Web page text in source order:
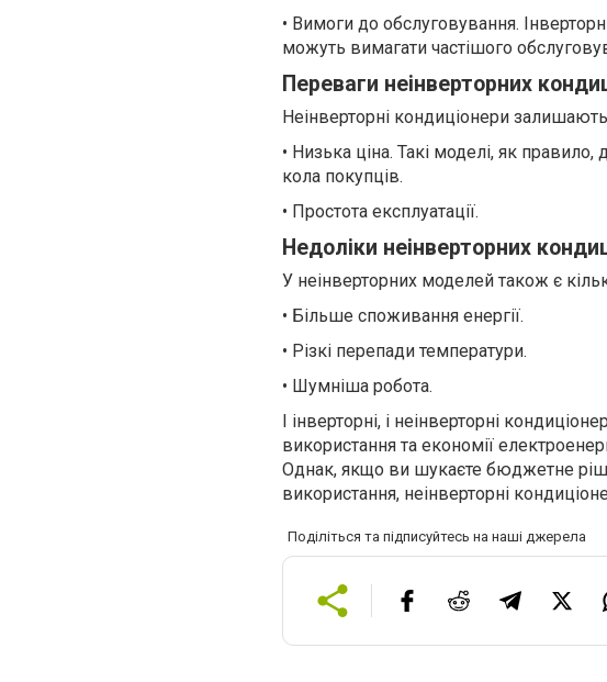
• Вимоги до обслуговування.
можуть вимагати частішого
Переваги неінверторних
Неінверторні кондиціонери
• Низька ціна. Такі моделі, як
кола покупців.
• Простота експлуатації.
Недоліки неінверторних
У неінверторних моделей також є
• Більше споживання енергії.
• Різкі перепади температури.
• Шумніша робота.
І інверторні, і неінверторні
використання та економії
Однак, якщо ви шукаєте бюджетне
використання, неінверторні
Поділіться та підписуйтесь на наші джерела